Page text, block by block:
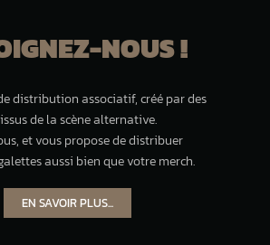
NOUS !
distribution associatif, créé par des
de la scène alternative.
et vous propose de distribuer
aussi bien que votre merch.
EN SAVOIR PLUS...